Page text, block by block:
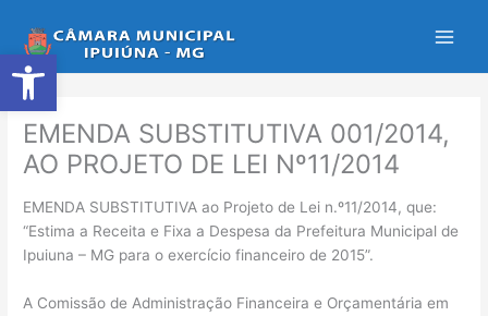
Abrir a barra de ferramentas
para
o
conteúdo
EMENDA SUBSTITUTIVA 001/2014,
AO PROJETO DE LEI Nº11/2014
EMENDA SUBSTITUTIVA ao Projeto de Lei n.º11/2014, que:
“Estima a Receita e Fixa a Despesa da Prefeitura Municipal de
Ipuiuna – MG para o exercício financeiro de 2015”.
A Comissão de Administração Financeira e Orçamentária em